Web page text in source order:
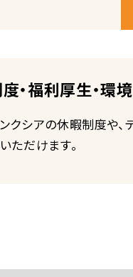
・福利厚生・環境
クシアの休暇制度や、
ただけます。